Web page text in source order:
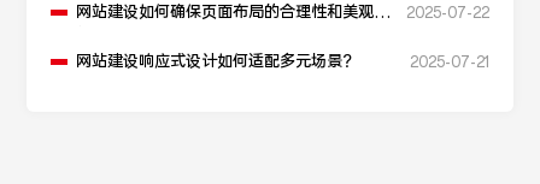
网站建设如何确保页面布局的合理性和美观
2025-07-22
网站建设响应式设计如何适配多元场景？ 2025-07-21